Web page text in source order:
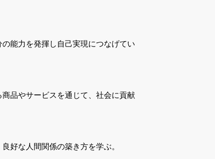
能力を発揮し自己実現につなげてい
品やサービスを通じて、社会に貢献
好な人間関係の築き方を学ぶ。